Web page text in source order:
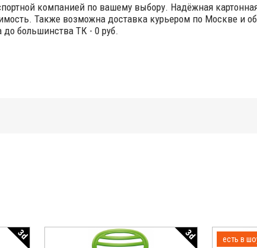
компанией по вашему выбору. Надёжная
Также возможна доставка курьером по Москве и
большинства ТК - 0 руб.
3d 3d есть в